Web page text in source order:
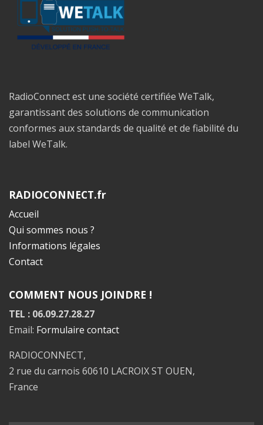
RadioConnect est une société certifiée WeTalk,
garantissant des solutions de communication
conformes aux standards de qualité et de fiabilité du
label WeTalk.
RADIOCONNECT.fr
Accueil
Qui sommes nous ?
Informations légales
Contact
COMMENT NOUS JOINDRE !
TEL : 06.09.27.28.27
Email: Formulaire contact
RADIOCONNECT,
2 rue du carnois 60610 LACROIX ST OUEN,
France